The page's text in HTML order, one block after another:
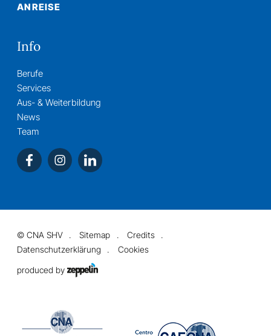
ANREISE
Info
Berufe
Services
Aus- & Weiterbildung
News
Team
©CNA SHV Sitemap
Credits
Datenschutzerklärung
Cookies
produced by